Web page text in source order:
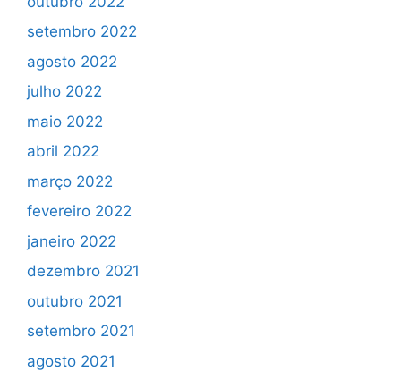
setembro 2022
agosto 2022
julho 2022
maio 2022
abril 2022
março 2022
fevereiro 2022
janeiro 2022
dezembro 2021
outubro 2021
setembro 2021
agosto 2021